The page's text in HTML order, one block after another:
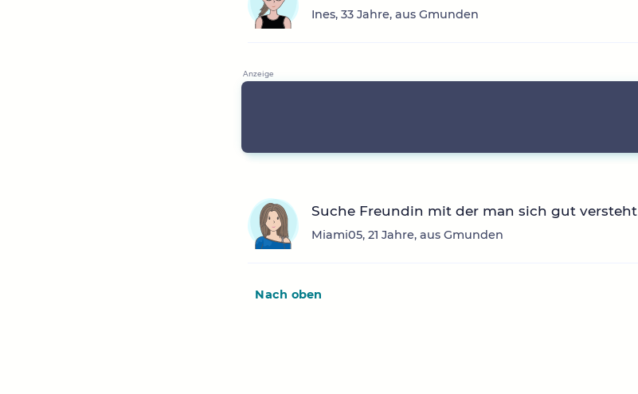
Ines, 33 Jahre, aus Gmunden
Suche Freundin mit der man sich gut versteht
Miami05, 21 Jahre, aus Gmunden
Nach oben